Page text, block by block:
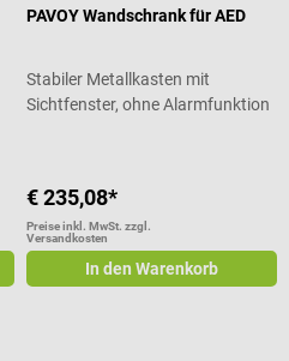
PAVOY Wandschrank für AED
Stabiler Metallkasten mit
Sichtfenster, ohne Alarmfunktion
€ 235,08*
Preise inkl. MwSt. zzgl.
Versandkosten
In den Warenkorb